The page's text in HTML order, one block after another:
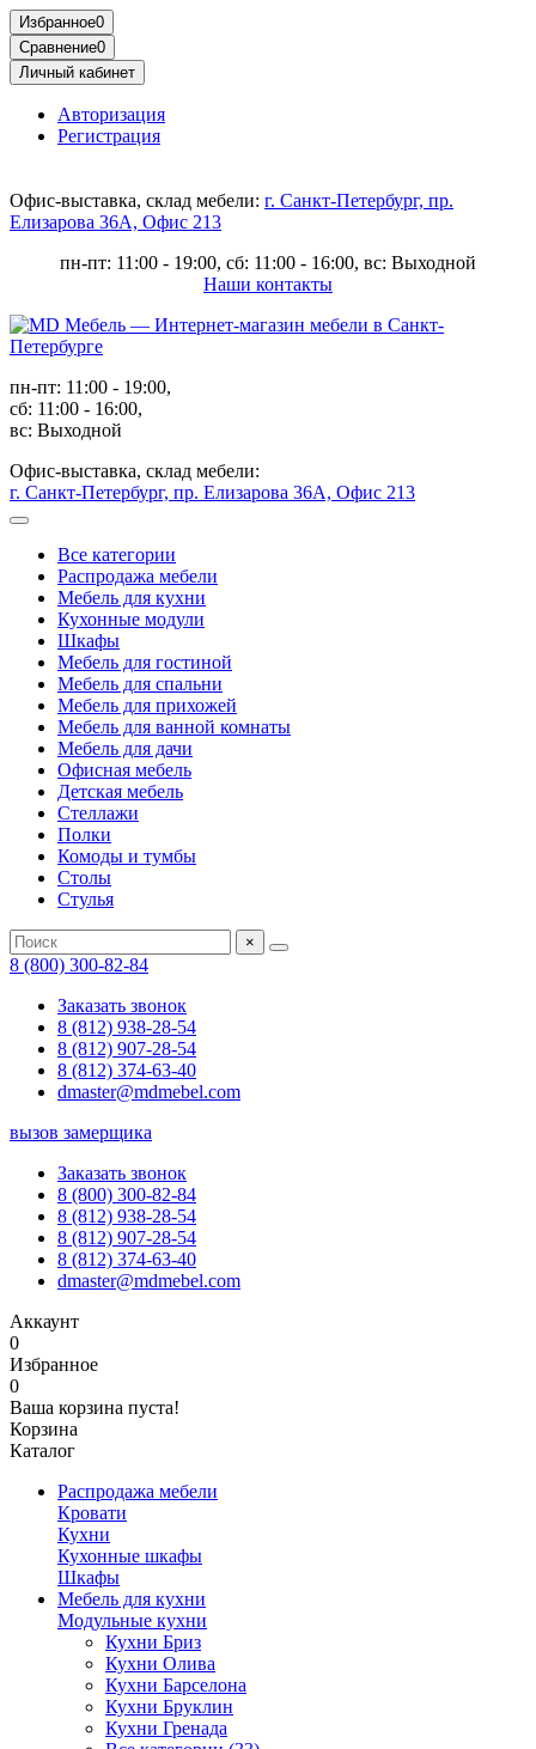
Избранное0
Сравнение0
Личный кабинет
Авторизация
Регистрация
Офис-выставка, склад мебели: г. Санкт-Петербург, пр.
Елизарова 36А, Офис 213
пн-пт: 11:00 - 19:00, сб: 11:00 - 16:00, вс: Выходной
Наши контакты
пн-пт: 11:00 - 19:00,
сб: 11:00 - 16:00,
вс: Выходной
Офис-выставка, склад мебели:
г. Санкт-Петербург, пр. Елизарова 36А, Офис 213
Все категории
Распродажа мебели
Мебель для кухни
Кухонные модули
Шкафы
Мебель для гостиной
Мебель для спальни
Мебель для прихожей
Мебель для ванной комнаты
Мебель для дачи
Офисная мебель
Детская мебель
Стеллажи
Полки
Комоды и тумбы
Столы
Стулья
×
8 (800) 300-82-84
Заказать звонок
8 (812) 938-28-54
8 (812) 907-28-54
8 (812) 374-63-40
dmaster@mdmebel.com
вызов замерщика
Заказать звонок
8 (800) 300-82-84
8 (812) 938-28-54
8 (812) 907-28-54
8 (812) 374-63-40
dmaster@mdmebel.com
Аккаунт
0
Избранное
0
Ваша корзина пуста!
Корзина
Каталог
Распродажа мебели
Кровати
Кухни
Кухонные шкафы
Шкафы
Мебель для кухни
Модульные кухни
Кухни Бриз
Кухни Олива
Кухни Барселона
Кухни Бруклин
Кухни Гренада